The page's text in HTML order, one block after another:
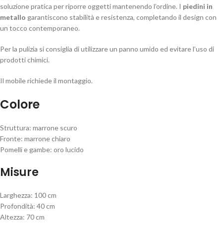
soluzione pratica per riporre oggetti mantenendo l’ordine. I piedini in
metallo garantiscono stabilità e resistenza, completando il design con
un tocco contemporaneo.
Per la pulizia si consiglia di utilizzare un panno umido ed evitare l’uso di
prodotti chimici.
Il mobile richiede il montaggio.
Colore
Struttura: marrone scuro
Fronte: marrone chiaro
Pomelli e gambe: oro lucido
Misure
Larghezza: 100 cm
Profondità: 40 cm
Altezza: 70 cm